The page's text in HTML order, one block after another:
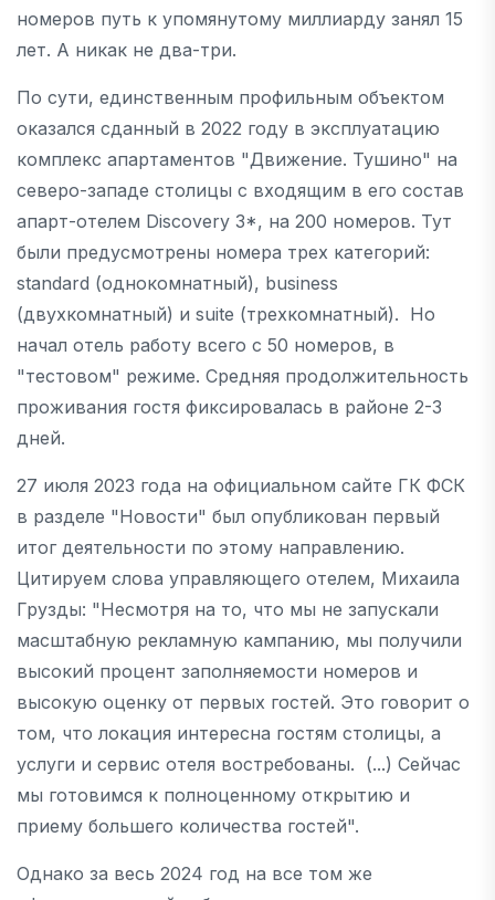
номеров путь к упомянутому миллиарду занял 15
лет. А никак не два-три.
По сути, единственным профильным объектом
оказался сданный в 2022 году в эксплуатацию
комплекс апартаментов "Движение. Тушино" на
северо-западе столицы с входящим в его состав
апарт-отелем Discovery 3*, на 200 номеров. Тут
были предусмотрены номера трех категорий:
standard (однокомнатный), business
(двухкомнатный) и suite (трехкомнатный). Но
начал отель работу всего с 50 номеров, в
"тестовом" режиме. Средняя продолжительность
проживания гостя фиксировалась в районе 2-3
дней.
27 июля 2023 года на официальном сайте ГК ФСК
в разделе "Новости" был опубликован первый
итог деятельности по этому направлению.
Цитируем слова управляющего отелем, Михаила
Грузды: "Несмотря на то, что мы не запускали
масштабную рекламную кампанию, мы получили
высокий процент заполняемости номеров и
высокую оценку от первых гостей. Это говорит о
том, что локация интересна гостям столицы, а
услуги и сервис отеля востребованы. (...) Сейчас
мы готовимся к полноценному открытию и
приему большего количества гостей".
Однако за весь 2024 год на все том же